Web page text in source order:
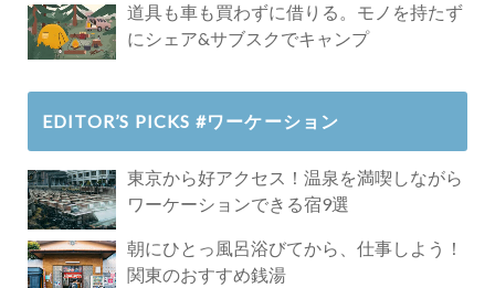
道具も車も買わずに借りる。モノを持たず
にシェア&サブスクでキャンプ
EDITOR’S PICKS #ワーケーション
東京から好アクセス！温泉を満喫しながら
ワーケーションできる宿9選
朝にひとっ風呂浴びてから、仕事しよう！
関東のおすすめ銭湯